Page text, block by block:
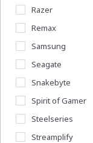
Razer
Remax
Samsung
Seagate
Snakebyte
Spirit of Gamer
Steelseries
Streamplify